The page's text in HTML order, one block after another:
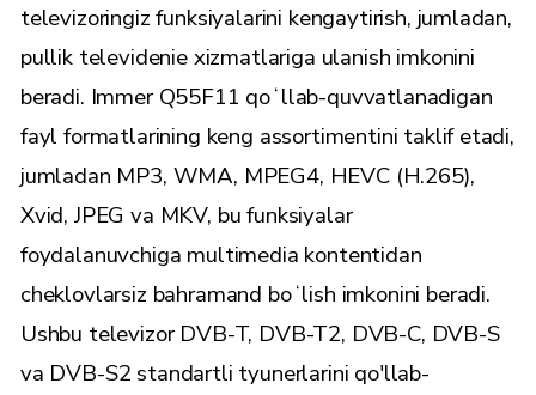
televizoringiz funksiyalarini kengaytirish, jumladan,
pullik televidenie xizmatlariga ulanish imkonini
beradi. Immer Q55F11 qoʻllab-quvvatlanadigan
fayl formatlarining keng assortimentini taklif etadi,
jumladan MP3, WMA, MPEG4, HEVC (H.265),
Xvid, JPEG va MKV, bu funksiyalar
foydalanuvchiga multimedia kontentidan
cheklovlarsiz bahramand boʻlish imkonini beradi.
Ushbu televizor DVB-T, DVB-T2, DVB-C, DVB-S
va DVB-S2 standartli tyunerlarini qo'llab-